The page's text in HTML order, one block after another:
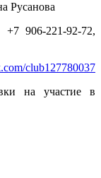
Русанова
906-221-92-72,
club127780037
на участие в